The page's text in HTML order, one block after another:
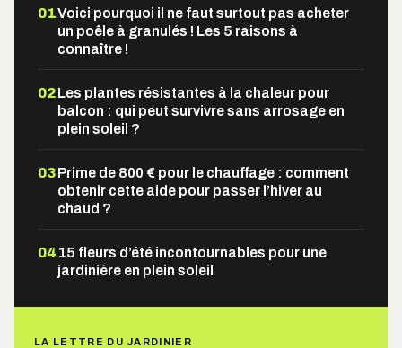
01Voici pourquoi il ne faut surtout pas acheter
un poêle à granulés ! Les 5 raisons à
connaître !
02 Les plantes résistantes à la chaleur pour
balcon : qui peut survivre sans arrosage en
plein soleil ?
03 Prime de 800 € pour le chauffage : comment
obtenir cette aide pour passer l’hiver au
chaud ?
04 15 fleurs d’été incontournables pour une
jardinière en plein soleil
LA LETTRE DU JARDINIER